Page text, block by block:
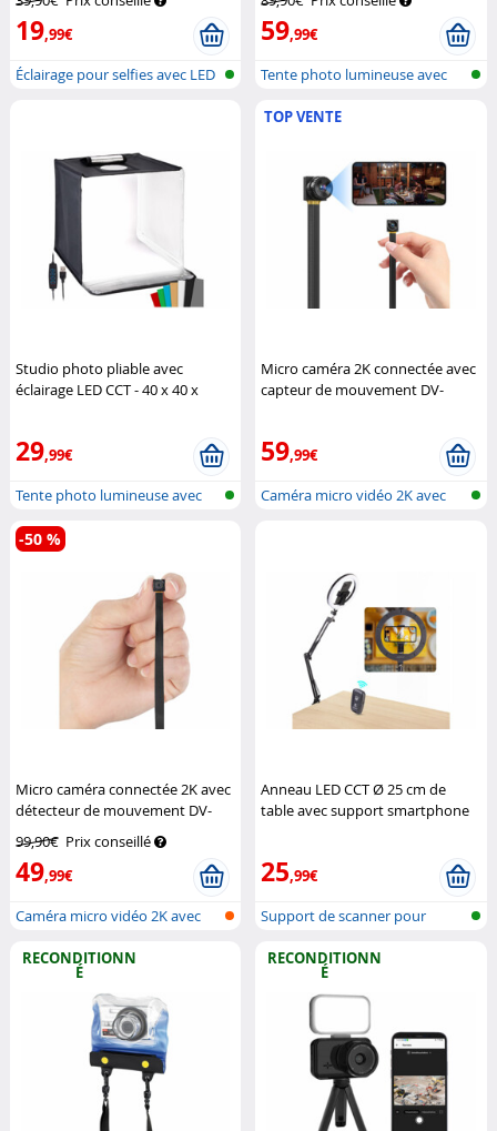
19,99€
Éclairage pour selfies avec LED
59,99€
Tente photo lumineuse avec
Studio photo pliable avec
éclairage LED CCT - 40 x 40 x
29,99€
Tente photo lumineuse avec
lampe ph...
TOP VENTE
Micro caméra 2K connectée avec
capteur de mouvement DV-
59,99€
Caméra micro vidéo 2K avec
Micro caméra connectée 2K avec
détecteur de mouvement DV-
99,90€ Prix conseillé
49,99€
-50 %
Caméra micro vidéo 2K avec
Anneau LED CCT Ø 25 cm de
table avec support smartphone
25,99€
Support de scanner pour
RECONDITIONN
É
RECONDITIONN
É